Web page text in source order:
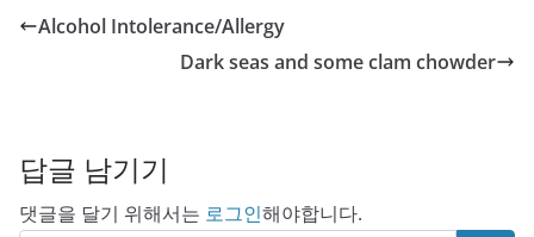
Alcohol Intolerance/Allergy
Dark seas and some clam chowder
답글 남기기
댓글을 달기 위해서는 로그인해야합니다.